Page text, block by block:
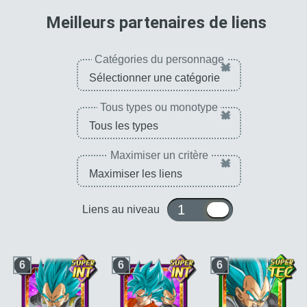
Meilleurs partenaires de liens
Catégories du personnage×
Tous types ou monotype ×
Maximiser un critère ×
Liens au niveau 1 ou 10
6 6 6